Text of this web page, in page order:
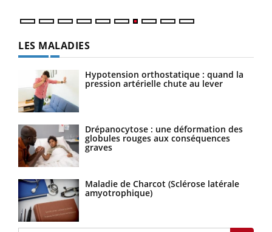
LES MALADIES
Hypotension orthostatique : quand la
pression artérielle chute au lever
Drépanocytose : une déformation des
globules rouges aux conséquences
graves
Maladie de Charcot (Sclérose latérale
amyotrophique)